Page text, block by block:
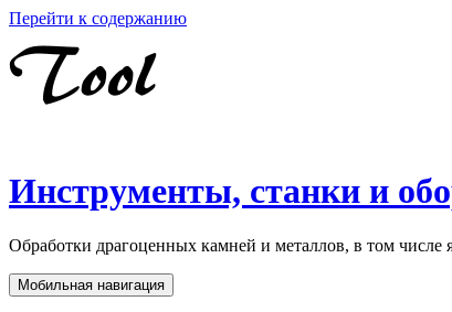
Перейти к содержанию
Инструменты, станки и
Обработки драгоценных камней и металлов, в том
Мобильная навигация